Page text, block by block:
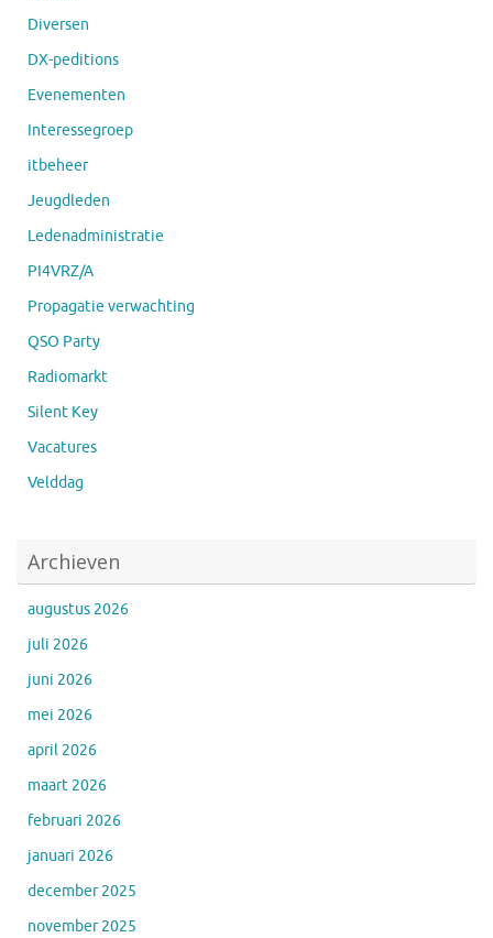
Diversen
DX-peditions
Evenementen
Interessegroep
itbeheer
Jeugdleden
Ledenadministratie
PI4VRZ/A
Propagatie verwachting
QSO Party
Radiomarkt
Silent Key
Vacatures
Velddag
Archieven
augustus 2026
juli 2026
juni 2026
mei 2026
april 2026
maart 2026
februari 2026
januari 2026
december 2025
november 2025